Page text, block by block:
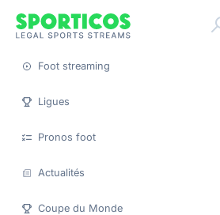
Foot streaming
Ligues
Pronos foot
Actualités
Coupe du Monde